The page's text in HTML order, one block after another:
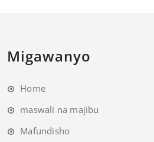
Migawanyo
Home
maswali na majibu
Mafundisho